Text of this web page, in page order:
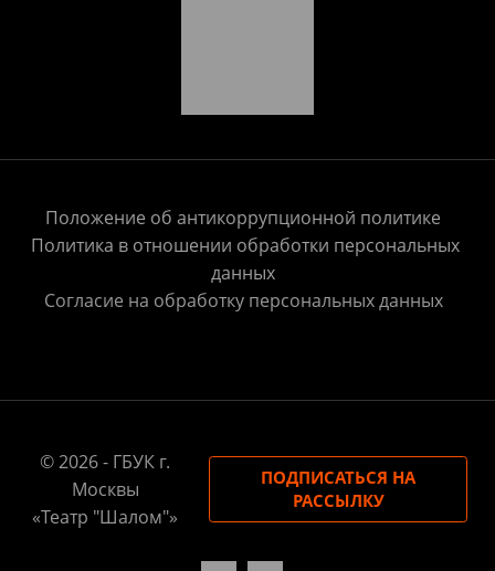
Положение об антикоррупционной политике
Политика в отношении обработки персональных
данных
Согласие на обработку персональных данных
© 2026 - ГБУК г.
Москвы
«Театр "Шалом"»
ПОДПИСАТЬСЯ НА
РАССЫЛКУ